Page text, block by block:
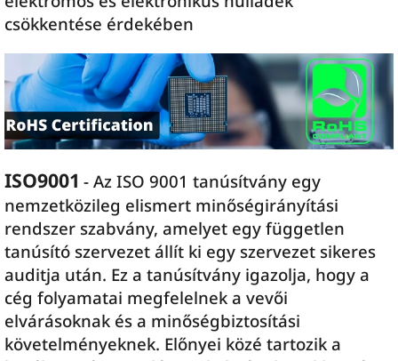
csökkentése érdekében
ISO9001 - Az ISO 9001 tanúsítvány egy
nemzetközileg elismert minőségirányítási
rendszer szabvány, amelyet egy független
tanúsító szervezet állít ki egy szervezet sikeres
auditja után. Ez a tanúsítvány igazolja, hogy a
cég folyamatai megfelelnek a vevői
elvárásoknak és a minőségbiztosítási
követelményeknek. Előnyei közé tartozik a